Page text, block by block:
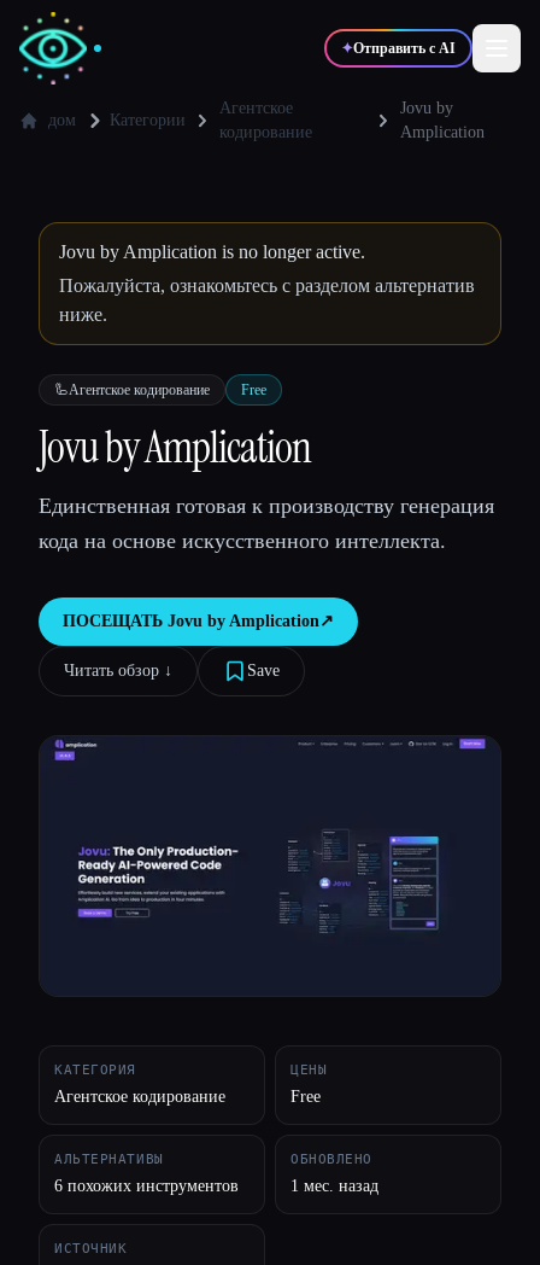
✦Отправить с AI
💻Разработчики 📈Маркетологи
🎓Студенты 🎬Креаторы
Блог
О нас
дом Категории
Агентское
кодирование
Jovu by
Amplication
Jovu by Amplication is no longer active.
Пожалуйста, ознакомьтесь с разделом альтернатив
ниже.
🦾Агентское кодирование Free
Jovu by Amplication
Единственная готовая к производству генерация
кода на основе искусственного интеллекта.
ПОСЕЩАТЬ Jovu by Amplication↗︎
Читать обзор ↓︎ Save
КАТЕГОРИЯ
Агентское кодирование
ЦЕНЫ
Free
АЛЬТЕРНАТИВЫ
6 похожих инструментов
ОБНОВЛЕНО
1 мес. назад
ИСТОЧНИК